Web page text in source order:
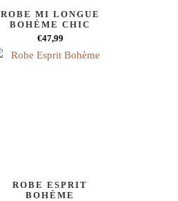
ROBE MI LONGUE
BOHÈME CHIC
€47,99
ROBE ESPRIT
BOHÈME